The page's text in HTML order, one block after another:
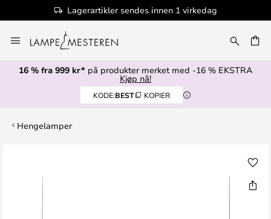
Lagerartikler sendes innen 1 virkedag
til
innhold
16 % fra 999 kr* på produkter merket med -16 % EKSTRA
Kjøp nå!
KODE:BEST KOPIER
Hengelamper